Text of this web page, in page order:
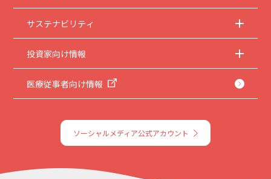
取扱説明書は、商品をご購入いただいたお客様のための資料です。本サイトに公開
サステナビリティ
投資家向け情報
医療従事者向け情報
ソーシャルメディア公式アカウント